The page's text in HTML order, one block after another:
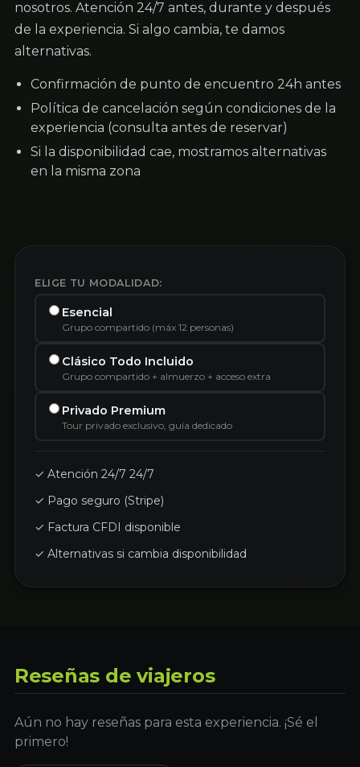
nosotros. Atención 24/7 antes, durante y después
de la experiencia. Si algo cambia, te damos
alternativas.
Confirmación de punto de encuentro 24h antes
Política de cancelación según condiciones de la
experiencia (consulta antes de reservar)
Si la disponibilidad cae, mostramos alternativas
en la misma zona
ELIGE TU MODALIDAD:
Esencial
Grupo compartido (máx 12 personas)
Clásico Todo Incluido
Grupo compartido + almuerzo + acceso extra
Privado Premium
Tour privado exclusivo, guía dedicado
✓ Atención 24/7 24/7
✓ Pago seguro (Stripe)
✓ Factura CFDI disponible
✓ Alternativas si cambia disponibilidad
Reseñas de viajeros
Aún no hay reseñas para esta experiencia. ¡Sé el
primero!